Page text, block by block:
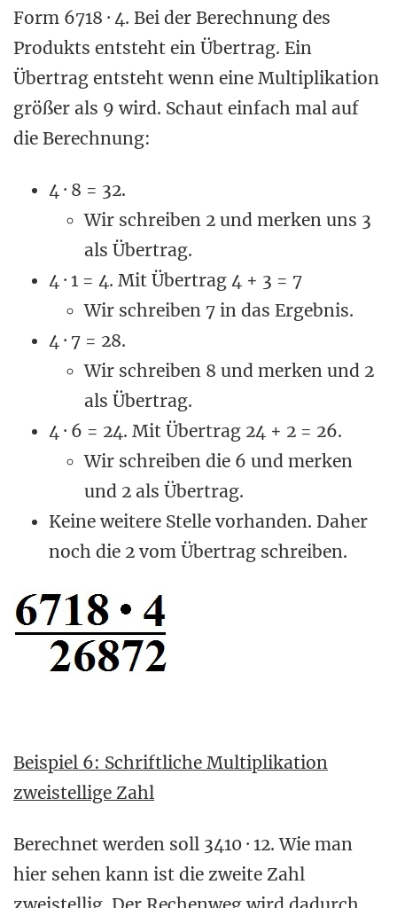
Form 6718 · 4. Bei der Berechnung des
Produkts entsteht ein Übertrag. Ein
Übertrag entsteht wenn eine Multiplikation
größer als 9 wird. Schaut einfach mal auf
die Berechnung:
4 · 8 = 32.
Wir schreiben 2 und merken uns 3
als Übertrag.
4 · 1 = 4. Mit Übertrag 4 + 3 = 7
Wir schreiben 7 in das Ergebnis.
4 · 7 = 28.
Wir schreiben 8 und merken und 2
als Übertrag.
4 · 6 = 24. Mit Übertrag 24 + 2 = 26.
Wir schreiben die 6 und merken
und 2 als Übertrag.
Keine weitere Stelle vorhanden. Daher
noch die 2 vom Übertrag schreiben.
Beispiel 6: Schriftliche Multiplikation
zweistellige Zahl
Berechnet werden soll 3410 · 12. Wie man
hier sehen kann ist die zweite Zahl